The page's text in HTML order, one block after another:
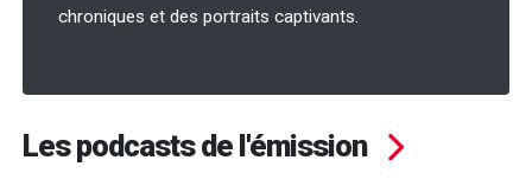
chroniques et des portraits captivants.
Les podcasts de l'émission